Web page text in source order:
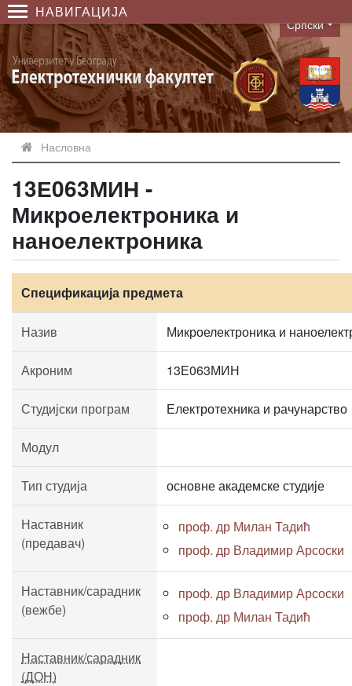
НАВИГАЦИЈА
Language
Српски
Насловна
13Е063МИН -
Микроелектроника и
наноелектроника
Спецификација предмета
Назив Микроелектроника и
Акроним 13Е063МИН
Студијски програм Електротехника и рачунарство
Модул
Тип студија основне академске студије
Наставник
(предавач)
проф. др Милан Тадић
проф. др Владимир Арсоски
Наставник/сарадник
(вежбе)
проф. др Владимир Арсоски
проф. др Милан Тадић
Наставник/сарадник
(ДОН)